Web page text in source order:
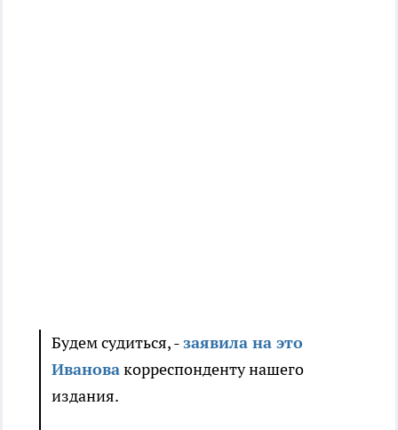
Будем судиться, -заявила на это
Ивановакорреспонденту нашего
издания.